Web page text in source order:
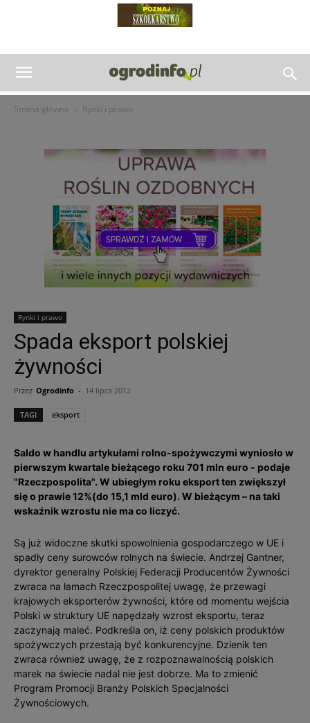
Strona główna Rynki i prawo
Rynki i prawo
Spada eksport polskiej
żywności
Przez Ogrodinfo - 14 lipca 2012
TAGI eksport
Saldo w handlu artykułami rolno-spożywczymi wyniosło w
pierwszym kwartale bieżącego roku 701 mln euro - podaje
"Rzeczpospolita". W ubiegłym roku eksport ten zwiększył
się o prawie 12%(do 15,1 mld euro). W bieżącym – na taki
wskaźnik wzrostu nie ma co liczyć.
Są już widoczne skutki spowolnienia gospodarczego w UE i
spadły ceny surowców rolnych na świecie. Andrzej Gantner,
dyrektor generalny Polskiej Federacji Producentów Żywności
zwraca na łamach Rzeczpospolitej uwagę, że przewagi
krajowych eksporterów żywności, które od momentu wejścia
Polski w struktury UE napędzały wzrost eksportu, teraz
zaczynają maleć. Podkreśla on, iż ceny polskich produktów
spożywczych przestają być konkurencyjne. Dzienik ten
zwraca również uwagę, że z rozpoznawalnością polskich
marek na świecie nadal nie jest dobrze. Ma to zmienić
Program Promocji Branży Polskich Specjalności
Żywnościowych.